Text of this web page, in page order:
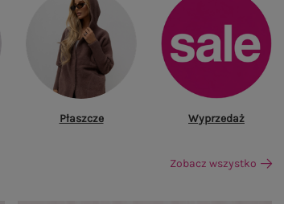
Płaszcze Wyprzedaż
Zobacz wszystko